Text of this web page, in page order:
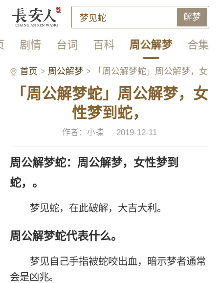
解梦
剧情 台词 百科 周公解梦 合集
首页 周公解梦 「周公解梦蛇」周公解梦，女
性梦到蛇，
「周公解梦蛇」周公解梦，女
性梦到蛇，
作者：小蝶 2019-12-11
周公解梦蛇：周公解梦，女性梦到
蛇，。
梦见蛇，在此破解，大吉大利。
周公解梦蛇代表什么。
梦见自己手指被蛇咬出血，暗示梦者通常
会是凶兆。